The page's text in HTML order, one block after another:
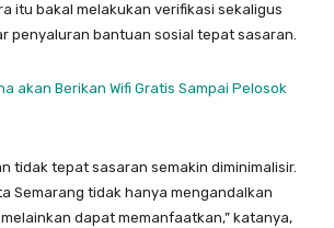
itu bakal melakukan verifikasi sekaligus
penyaluran bantuan sosial tepat sasaran.
akan Berikan Wifi Gratis Sampai Pelosok
tidak tepat sasaran semakin diminimalisir.
Semarang tidak hanya mengandalkan
dapat memanfaatkan,” katanya,